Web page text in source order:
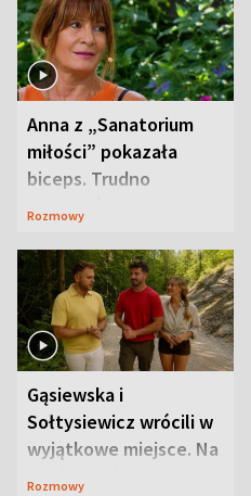
Anna z „Sanatorium
miłości” pokazała
biceps. Trudno
uwierzyć, co przeszła
Rozmowy
Gąsiewska i
Sołtysiewicz wrócili w
wyjątkowe miejsce. Na
szlaku czekał
Rozmowy